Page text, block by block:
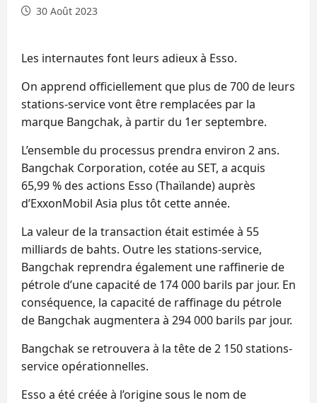
30 Août 2023
Les internautes font leurs adieux à Esso.
On apprend officiellement que plus de 700 de leurs
stations-service vont être remplacées par la
marque Bangchak, à partir du 1er septembre.
L’ensemble du processus prendra environ 2 ans.
Bangchak Corporation, cotée au SET, a acquis
65,99 % des actions Esso (Thaïlande) auprès
d’ExxonMobil Asia plus tôt cette année.
La valeur de la transaction était estimée à 55
milliards de bahts. Outre les stations-service,
Bangchak reprendra également une raffinerie de
pétrole d’une capacité de 174 000 barils par jour. En
conséquence, la capacité de raffinage du pétrole
de Bangchak augmentera à 294 000 barils par jour.
Bangchak se retrouvera à la tête de 2 150 stations-
service opérationnelles.
Esso a été créée à l’origine sous le nom de